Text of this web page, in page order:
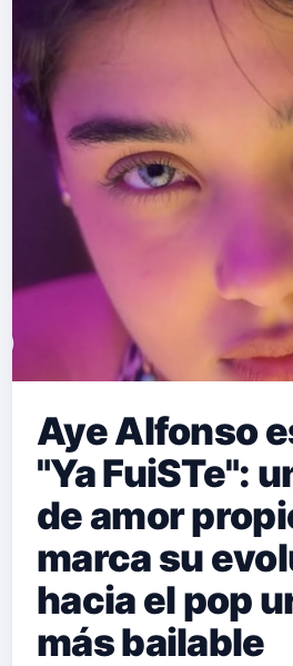
Aye Alfonso
"Ya FuiSTe":
de amor
marca su
hacia el pop
más bailable